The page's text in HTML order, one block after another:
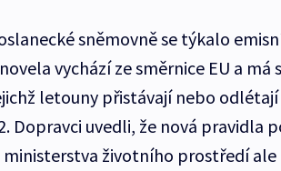
sněmovně se týkalo
vychází ze směrnice EU a má
letouny přistávají nebo
Dopravci uvedli, že nová pravidla
ministerstva životního prostředí ale